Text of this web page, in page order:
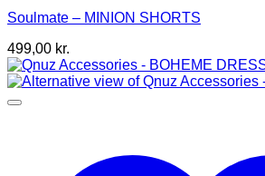
varianter.
kan
vælges
på
varesiden
Soulmate – MINION SHORTS
499,00 kr.